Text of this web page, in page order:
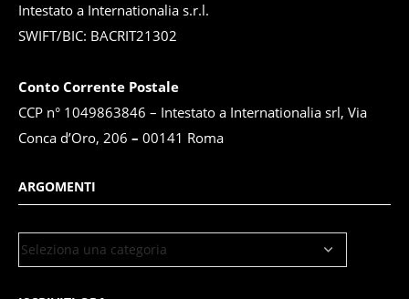
Intestato a Internationalia s.r.l.
SWIFT/BIC: BACRIT21302
Conto Corrente Postale
CCP n° 1049863846 – Intestato a Internationalia srl, Via
Conca d’Oro, 206 – 00141 Roma
ARGOMENTI